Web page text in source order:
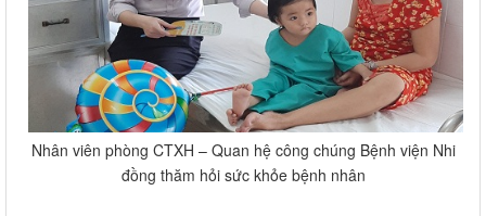
Nhân viên phòng CTXH – Quan hệ công chúng Bệnh viện Nhi
đồng thăm hỏi sức khỏe bệnh nhân